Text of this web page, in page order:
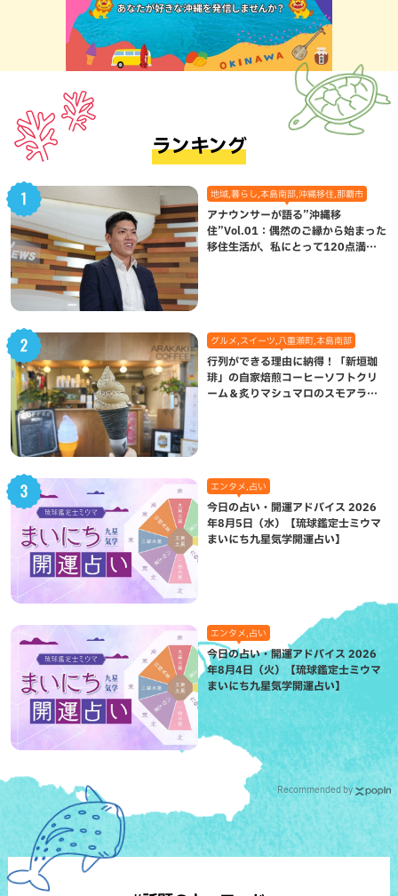
ランキング
地域,暮らし,本島南部,沖縄移住,那覇市
アナウンサーが語る”沖縄移
住”Vol.01：偶然のご縁から始まった
移住生活が、私にとって120点満点
グルメ,スイーツ,八重瀬町,本島南部
行列ができる理由に納得！「新垣珈
琲」の自家焙煎コーヒーソフトクリ
ーム＆炙りマシュマロのスモアラテ
エンタメ,占い
今日の占い・開運アドバイス 2026
年8月5日（水）【琉球鑑定士ミウマ
まいにち九星気学開運占い】
エンタメ,占い
今日の占い・開運アドバイス 2026
年8月4日（火）【琉球鑑定士ミウマ
まいにち九星気学開運占い】
Recommended by